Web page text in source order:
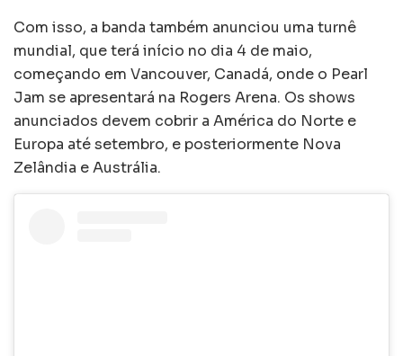
Com isso, a banda também anunciou uma turnê
mundial, que terá início no dia 4 de maio,
começando em Vancouver, Canadá, onde o Pearl
Jam se apresentará na Rogers Arena. Os shows
anunciados devem cobrir a América do Norte e
Europa até setembro, e posteriormente Nova
Zelândia e Austrália.